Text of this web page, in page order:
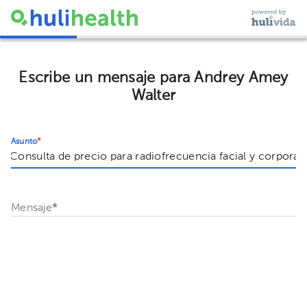
Escribe un mensaje para Andrey Amey
Walter
Asunto*
Mensaje*